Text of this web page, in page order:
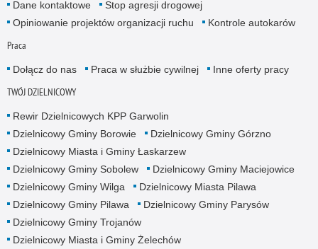
Dane kontaktowe
Stop agresji drogowej
Opiniowanie projektów organizacji ruchu
Kontrole autokarów
Praca
Dołącz do nas Praca w służbie cywilnej Inne oferty pracy
TWÓJ DZIELNICOWY
Rewir Dzielnicowych KPP Garwolin
Dzielnicowy Gminy Borowie
Dzielnicowy Gminy Górzno
Dzielnicowy Miasta i Gminy Łaskarzew
Dzielnicowy Gminy Sobolew
Dzielnicowy Gminy Maciejowice
Dzielnicowy Gminy Wilga
Dzielnicowy Miasta Pilawa
Dzielnicowy Gminy Pilawa
Dzielnicowy Gminy Parysów
Dzielnicowy Gminy Trojanów
Dzielnicowy Miasta i Gminy Żelechów